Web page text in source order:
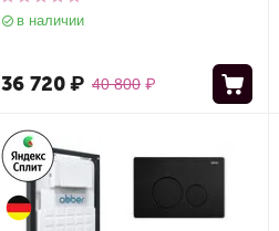
в наличии
40 800 ₽
36 720₽